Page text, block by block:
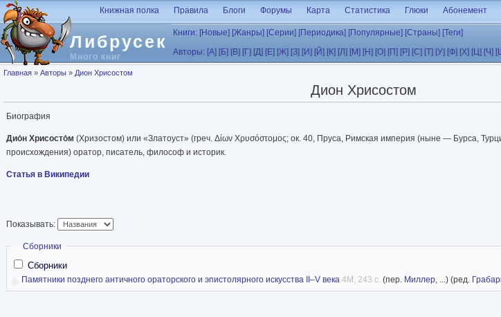
Перейти к основному содержанию
Либрусек
Много книг
Книжная полка Правила Блоги Форумы Карта Статистика Глюки Абонемент
Книги: [Новые] [Жанры] [Серии] [Периодика] [Популярные] [Страны] [Теги]
Авторы: [А] [Б] [В] [Г] [Д] [Е] [Ж] [З] [И] [Й] [К] [Л] [М] [Н] [О] [П] [Р] [С] [Т] [У] [Ф] [Х] [Ц] [Ч]
Вы здесь
Главная » Авторы » Дион Хрисостом
Дион Хрисостом
Биография
Дио́н Хрисосто́м (Хризостом) или «Златоуст» (греч. Δίων Χρυσόστομος; ок. 40, Пруса, Римская империя (ныне — Бурса,
происхождения) оратор, писатель, философ и историк.
Статья в Википедии
Показывать:
Скрыть
Сборники
Сборники
Памятники позднего античного ораторского и эпистолярного искусства II–V века 4M, 243 с. (пер. Миллер, ...) (ред.